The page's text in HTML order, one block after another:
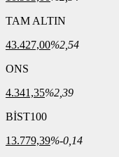
TAM ALTIN
43.427,00%2,54
ONS
4.341,35%2,39
BİST100
13.779,39%-0,14